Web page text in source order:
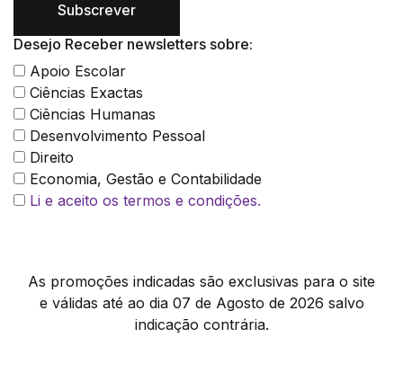
Subscrever
Desejo Receber newsletters sobre:
Apoio Escolar
Ciências Exactas
Ciências Humanas
Desenvolvimento Pessoal
Direito
Economia, Gestão e Contabilidade
Li e aceito os termos e condições.
As promoções indicadas são exclusivas para o site
e válidas até ao dia 07 de Agosto de 2026 salvo
indicação contrária.